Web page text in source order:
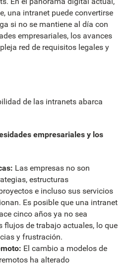
una intranet puede convertirse
si no se mantiene al día con
empresariales, los avances
red de requisitos legales y
de las intranets abarca
empresariales y los
Las empresas no son
estructuras
e incluso sus servicios
Es posible que una intranet
cinco años ya no sea
flujos de trabajo actuales, lo que
y frustración.
El cambio a modelos de
ha alterado